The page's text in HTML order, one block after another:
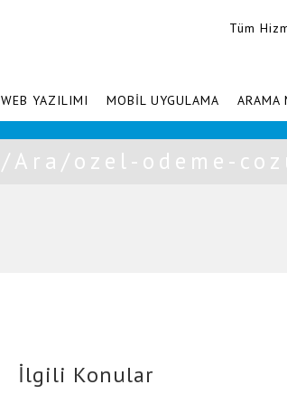
Tüm
WEB YAZILIMI MOBİL UYGULAMA ARAMA
/Ara/ozel-odeme-
İlgili Konular